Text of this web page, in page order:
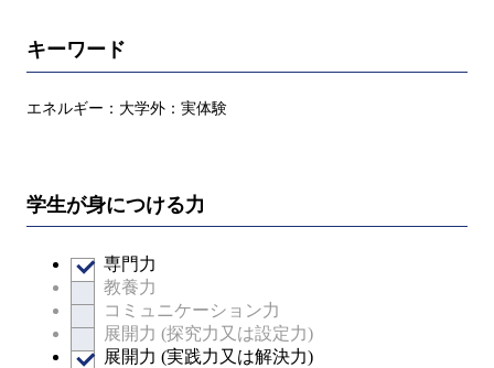
キーワード
エネルギー：大学外：実体験
学生が身につける力
専門力
教養力
コミュニケーション力
展開力 (探究力又は設定力)
展開力 (実践力又は解決力)